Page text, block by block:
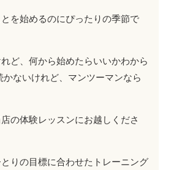
を始めるのにぴったりの季節で
れど、何から始めたらいいかわから
ないけれど、マンツーマンなら
の体験レッスンにお越しくださ
りの目標に合わせたトレーニング